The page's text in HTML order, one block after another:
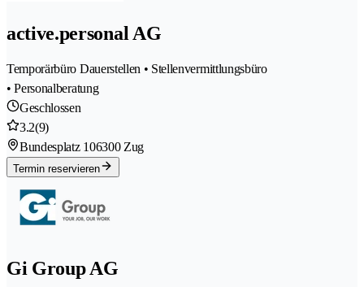
active.personal AG
Temporärbüro Dauerstellen • Stellenvermittlungsbüro
• Personalberatung
Geschlossen
3.2(9)
Bundesplatz 106300 Zug
Termin reservieren
Gi Group AG